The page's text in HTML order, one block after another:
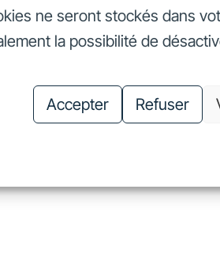
ne seront stockés dans
la possibilité de
Accepter Refuser
finançons
Nous finançons
Investisseurs
Investisseurs
Nos